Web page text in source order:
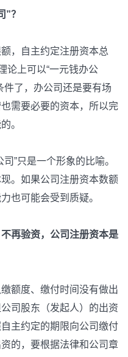
？
，自主约定注册资本总
论上可以“一元钱办公
件了，办公司还是要有场
需要必要的资本，所以完
。
”只是一个形象的比喻。
。如果公司注册资本数额
也可能会受到质疑。
再验资，公司注册资本是
度、缴付时间没有做出
司股东（发起人）的出资
主约定的期限向公司缴付
的，要根据法律和公司章